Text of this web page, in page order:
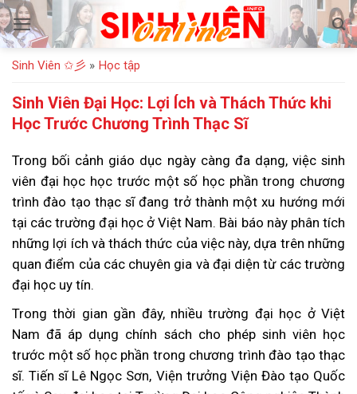
Bỏ
qua
nội
dung
Sinh Viên ✩彡 » Học tập
Sinh Viên Đại Học: Lợi Ích và Thách Thức khi
Học Trước Chương Trình Thạc Sĩ
Trong bối cảnh giáo dục ngày càng đa dạng, việc sinh
viên đại học học trước một số học phần trong chương
trình đào tạo thạc sĩ đang trở thành một xu hướng mới
tại các trường đại học ở Việt Nam. Bài báo này phân tích
những lợi ích và thách thức của việc này, dựa trên những
quan điểm của các chuyên gia và đại diện từ các trường
đại học uy tín.
Trong thời gian gần đây, nhiều trường đại học ở Việt
Nam đã áp dụng chính sách cho phép sinh viên học
trước một số học phần trong chương trình đào tạo thạc
sĩ. Tiến sĩ Lê Ngọc Sơn, Viện trưởng Viện Đào tạo Quốc